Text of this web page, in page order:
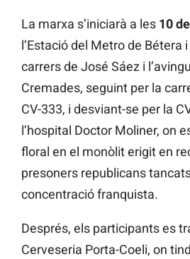
La marxa s’iniciarà a les 10
l’Estació del Metro de Bétera
carrers de José Sáez i
Cremades, seguint per la
CV-333, i desviant-se per la
l’hospital Doctor Moliner, on
floral en el monòlit erigit en
presoners republicans
concentració franquista.
Després, els participants es
Cerveseria Porta-Coeli, on